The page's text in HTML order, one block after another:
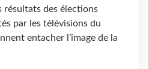
résultats des élections
par les télévisions du
entacher l’image de la